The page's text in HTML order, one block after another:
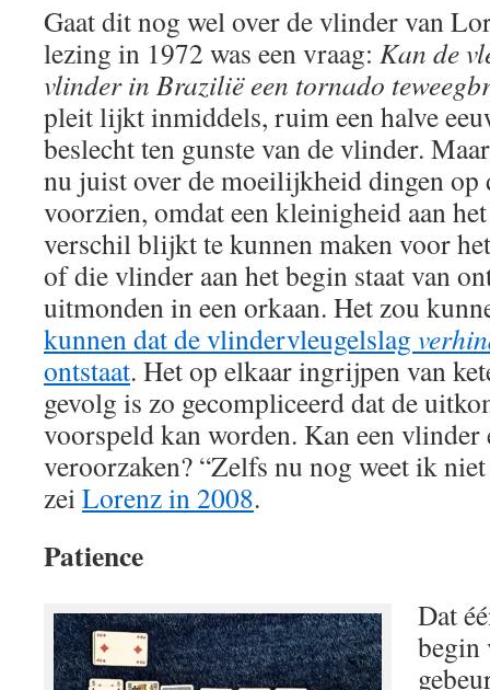
Gaat dit nog wel over de vlinder van
lezing in 1972 was een vraag: Kan de
vlinder in Brazilië een tornado
pleit lijkt inmiddels, ruim een halve
beslecht ten gunste van de vlinder.
nu juist over de moeilijkheid dingen op
voorzien, omdat een kleinigheid aan
verschil blijkt te kunnen maken voor
of die vlinder aan het begin staat van
uitmonden in een orkaan. Het zou
kunnen dat de vlindervleugelslag
ontstaat. Het op elkaar ingrijpen van
gevolg is zo gecompliceerd dat de
voorspeld kan worden. Kan een vlinder
veroorzaken? “Zelfs nu nog weet ik
zeiLorenz in 2008.
Patience
Dat
begin